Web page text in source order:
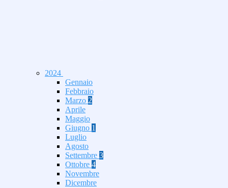
2024
Gennaio
Febbraio
Marzo 2
Aprile
Maggio
Giugno 1
Luglio
Agosto
Settembre 3
Ottobre 4
Novembre
Dicembre